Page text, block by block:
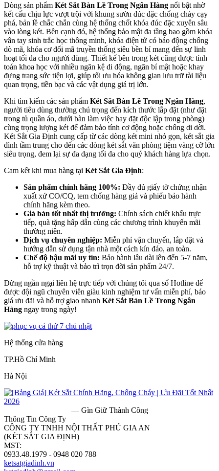
Dòng sản phẩm Két Sắt Bàn Lề Trong Ngân Hàng nổi bật nhờ
kết cấu chịu lực vượt trội với khung sườn đúc đặc chống cháy cạy
phá, bản lề chắc chắn cùng hệ thống chốt khóa đúc đặc xuyên sâu
vào lòng két. Bên cạnh đó, hệ thống bảo mật đa tầng bao gồm khóa
vân tay sinh trắc học thông minh, khóa điện tử có báo động chống
dò mã, khóa cơ đổi mã truyền thống siêu bền bỉ mang đến sự linh
hoạt tối đa cho người dùng. Thiết kế bên trong két cũng được tính
toán khoa học với nhiều ngăn kệ di động, ngăn bí mật hoặc khay
đựng trang sức tiện lợi, giúp tối ưu hóa không gian lưu trữ tài liệu
quan trọng, tiền bạc và các vật dụng giá trị lớn.
Khi tìm kiếm các sản phẩm Két Sắt Bàn Lề Trong Ngân Hàng,
người tiêu dùng thường chú trọng đến kích thước lắp đặt (như đặt
trong tủ quần áo, dưới bàn làm việc hay đặt độc lập trong phòng)
cùng trọng lượng két để đảm bảo tính cơ động hoặc chống di dời.
Két Sắt Gia Định cung cấp từ các dòng két mini nhỏ gọn, két sắt gia
đình tầm trung cho đến các dòng két sắt văn phòng tiệm vàng cỡ lớn
siêu trọng, đem lại sự đa dạng tối đa cho quý khách hàng lựa chọn.
Cam kết khi mua hàng tại Két Sắt Gia Định:
Sản phẩm chính hãng 100%: Đầy đủ giấy tờ chứng nhận
xuất xứ CO/CQ, tem chống hàng giả và phiếu bảo hành
chính hãng kèm theo.
Giá bán tốt nhất thị trường: Chính sách chiết khấu trực
tiếp, quà tặng hấp dẫn cùng các chương trình khuyến mãi
thường niên.
Dịch vụ chuyên nghiệp: Miễn phí vận chuyển, lắp đặt và
hướng dẫn sử dụng tận nhà một cách kín đáo, an toàn.
Chế độ hậu mãi uy tín: Bảo hành lâu dài lên đến 5-7 năm,
hỗ trợ kỹ thuật và bảo trì trọn đời sản phẩm 24/7.
Đừng ngần ngại liên hệ trực tiếp với chúng tôi qua số Hotline để
được đội ngũ chuyên viên giàu kinh nghiệm tư vấn miễn phí, báo
giá ưu đãi và hỗ trợ giao nhanh Két Sắt Bàn Lề Trong Ngân
Hàng ngay trong ngày!
Hệ thống cửa hàng
TP.Hồ Chí Minh
Hà Nội
— Gìn Giữ Thành Công
Thông Tin Công Ty
CÔNG TY TNHH NỘI THẤT PHÚ GIA AN
(KÉT SẮT GIA ĐỊNH)
MST:
0933.48.1979 - 0948 020 788
ketsatgiadinh.vn